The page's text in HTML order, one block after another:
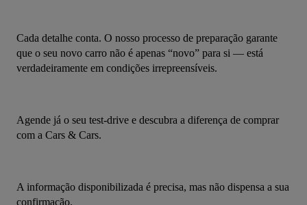
Cada detalhe conta. O nosso processo de preparação garante
que o seu novo carro não é apenas “novo” para si — está
verdadeiramente em condições irrepreensíveis.
Agende já o seu test-drive e descubra a diferença de comprar
com a Cars & Cars.
A informação disponibilizada é precisa, mas não dispensa a sua
confirmação.